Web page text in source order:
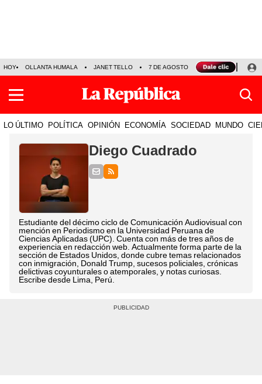
HOY OLLANTA HUMALA JANET TELLO 7 DE AGOSTO TINKA RESULTADOS
LO ÚLTIMO POLÍTICA OPINIÓN ECONOMÍA SOCIEDAD MUNDO
Diego Cuadrado
Estudiante del décimo ciclo de Comunicación Audiovisual con
mención en Periodismo en la Universidad Peruana de
Ciencias Aplicadas (UPC). Cuenta con más de tres años de
experiencia en redacción web. Actualmente forma parte de la
sección de Estados Unidos, donde cubre temas relacionados
con inmigración, Donald Trump, sucesos policiales, crónicas
delictivas coyunturales o atemporales, y notas curiosas.
Escribe desde Lima, Perú.